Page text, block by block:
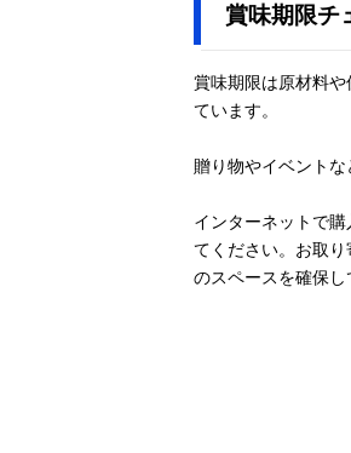
賞味期限チ
賞味期限は原材料
ています。
贈り物やイベントな
インターネットで
てください。お取り
のスペースを確保し